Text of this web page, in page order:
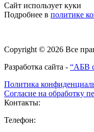
Сайт использует куки
Подробнее в политике
Copyright © 2026 Все
Разработка сайта - “АБВ
Политика
Согласие на обработку
Контакты:
Телефон: